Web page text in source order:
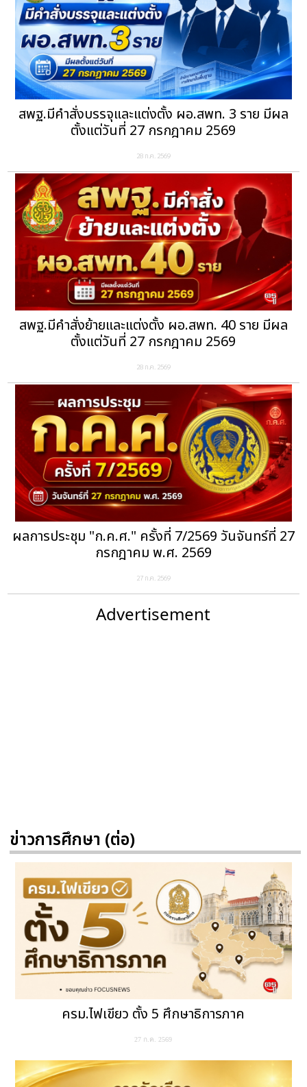
สพฐ.มีคำสั่งบรรจุและแต่งตั้ง ผอ.สพท. 3 ราย มีผล
ตั้งแต่วันที่ 27 กรกฎาคม 2569
28 ก.ค. 2569
สพฐ.มีคำสั่งย้ายและแต่งตั้ง ผอ.สพท. 40 ราย มีผล
ตั้งแต่วันที่ 27 กรกฎาคม 2569
28 ก.ค. 2569
ผลการประชุม "ก.ค.ศ." ครั้งที่ 7/2569 วันจันทร์ที่ 27
กรกฎาคม พ.ศ. 2569
27 ก.ค. 2569
Advertisement
ข่าวการศึกษา (ต่อ)
ครม.ไฟเขียว ตั้ง 5 ศึกษาธิการภาค
27 ก.ค. 2569